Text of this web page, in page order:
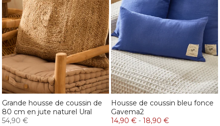
Grande housse de coussin de
80 cm en jute naturel Ural
54,90 €
Housse de coussin bleu fonce
Gavema2
14,90 € - 18,90 €